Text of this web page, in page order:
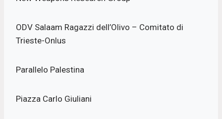
ODV Salaam Ragazzi dell’Olivo – Comitato di
Trieste-Onlus
Parallelo Palestina
Piazza Carlo Giuliani